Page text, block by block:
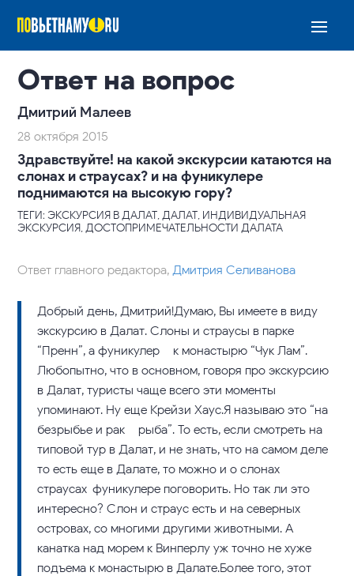
Ответ на вопрос
Дмитрий Малеев
28 октября 2015
Здравствуйте! на какой экскурсии катаются на
слонах и страусах? и на фуникулере
поднимаются на высокую гору?
ТЕГИ: ЭКСКУРСИЯ В ДАЛАТ, ДАЛАТ, ИНДИВИДУАЛЬНАЯ
ЭКСКУРСИЯ, ДОСТОПРИМЕЧАТЕЛЬНОСТИ ДАЛАТА
Ответ главного редактора,Дмитрия Селиванова
Добрый день, Дмитрий!Думаю, Вы имеете в виду
экскурсию в Далат. Слоны и страусы в парке
“Пренн”, а фуникулер – к монастырю “Чук Лам”.
Любопытно, что в основном, говоря про экскурсию
в Далат, туристы чаще всего эти моменты
упоминают. Ну еще Крейзи Хаус.Я называю это “на
безрыбье и рак – рыба”. То есть, если смотреть на
типовой тур в Далат, и не знать, что на самом деле-
то есть еще в Далате, то можно и о слонах-
страусах-фуникулере поговорить. Но так ли это
интересно? Слон и страус есть и на северных
островах, со многими другими животными. А
канатка над морем к Винперлу уж точно не хуже
подъема к монастырю в Далате.Более того, этот